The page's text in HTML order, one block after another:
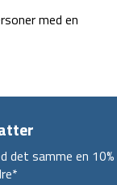
med en
det samme en 10%